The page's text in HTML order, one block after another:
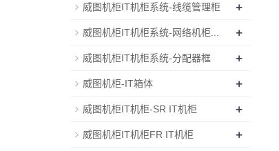
威图机柜IT机柜系统-线缆管理柜 +
威图机柜IT机柜系统-网络机柜... +
威图机柜IT机柜系统-分配器框 +
威图机柜-IT箱体 +
威图机柜IT机柜-SR IT机柜 +
威图机柜IT机柜FR IT机柜 +